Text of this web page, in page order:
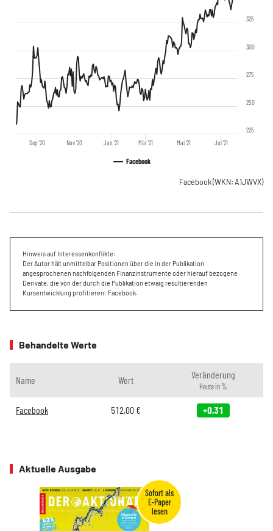
Facebook
Sep '20 Nov '20 Jan '21 Mär '21 Mai '21 Jul '21
225
250
275
300
325
Facebook(WKN: A1JWVX)
Hinweis auf Interessenkonflikte:
Der Autor hält unmittelbar Positionen über die in der Publikation
angesprochenen nachfolgenden Finanzinstrumente oder hierauf bezogene
Derivate, die von der durch die Publikation etwaig resultierenden
Kursentwicklung profitieren: Facebook.
Behandelte Werte
Name Wert Veränderung
Heute in %
Facebook 512,00 € +0,31
Aktuelle Ausgabe